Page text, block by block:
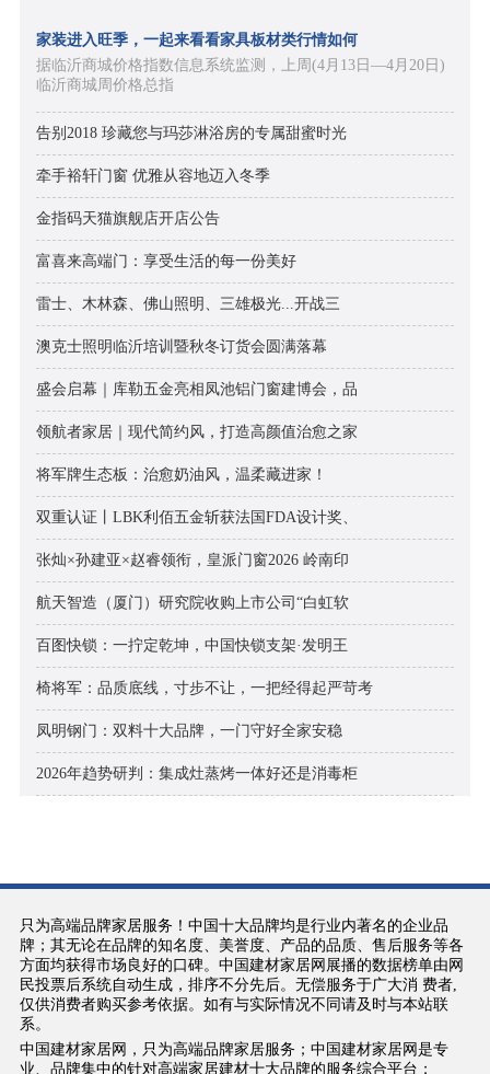
家装进入旺季，一起来看看家具板材类行情如何
据临沂商城价格指数信息系统监测，上周(4月13日—4月20日)
临沂商城周价格总指
告别2018 珍藏您与玛莎淋浴房的专属甜蜜时光
牵手裕轩门窗 优雅从容地迈入冬季
金指码天猫旗舰店开店公告
富喜来高端门：享受生活的每一份美好
雷士、木林森、佛山照明、三雄极光...开战三
澳克士照明临沂培训暨秋冬订货会圆满落幕
盛会启幕｜库勒五金亮相凤池铝门窗建博会，品
领航者家居｜现代简约风，打造高颜值治愈之家
将军牌生态板：治愈奶油风，温柔藏进家！
双重认证丨LBK利佰五金斩获法国FDA设计奖、
张灿×孙建亚×赵睿领衔，皇派门窗2026 岭南印
航天智造（厦门）研究院收购上市公司“白虹软
百图快锁：一拧定乾坤，中国快锁支架·发明王
椅将军：品质底线，寸步不让，一把经得起严苛考
凤明钢门：双料十大品牌，一门守好全家安稳
2026年趋势研判：集成灶蒸烤一体好还是消毒柜
只为高端品牌家居服务！中国十大品牌均是行业内著名的企业品
牌；其无论在品牌的知名度、美誉度、产品的品质、售后服务等各
方面均获得市场良好的口碑。中国建材家居网展播的数据榜单由网
民投票后系统自动生成，排序不分先后。无偿服务于广大消 费者,
仅供消费者购买参考依据。如有与实际情况不同请及时与本站联
系。
中国建材家居网，只为高端品牌家居服务；中国建材家居网是专
业、品牌集中的针对高端家居建材十大品牌的服务综合平台；